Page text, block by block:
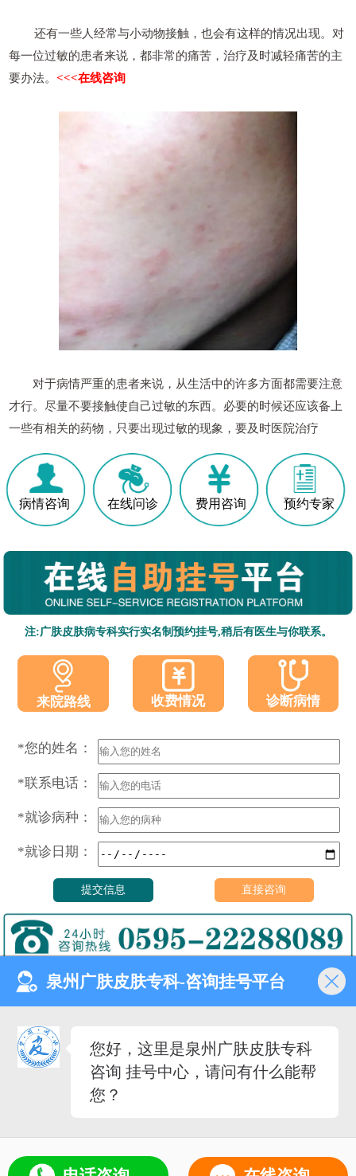
还有一些人经常与小动物接触，也会有这样的情况出现。对
每一位过敏的患者来说，都非常的痛苦，治疗及时减轻痛苦的主
要办法。<<<在线咨询
对于病情严重的患者来说，从生活中的许多方面都需要注意
才行。尽量不要接触使自己过敏的东西。必要的时候还应该备上
一些有相关的药物，只要出现过敏的现象，要及时医院治疗
病情咨询 在线问诊 费用咨询 预约专家
注:广肤皮肤病专科实行实名制预约挂号,稍后有医生与你联系。
来院路线 收费情况 诊断病情
*您的姓名：
*联系电话：
*就诊病种：
*就诊日期：
门诊时间（无假日医院）
8:00—18:00
健康热线
0595-22288089
医院地址
（闽-泉-丰）医广[2020]第08-30-30号
泉州广肤皮肤专科-咨询挂号平台
您好，这里是泉州广肤皮肤专科
咨询 挂号中心，请问有什么能帮
您？